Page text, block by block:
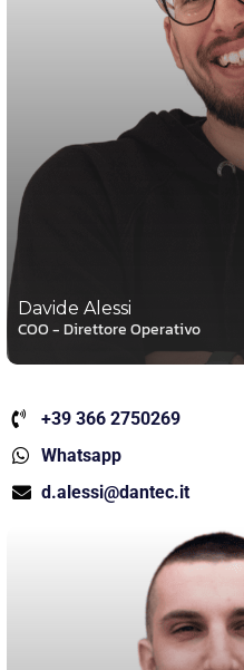
Davide Alessi
COO - Direttore Operativo
+39 366 2750269
Whatsapp
d.alessi@dantec.it